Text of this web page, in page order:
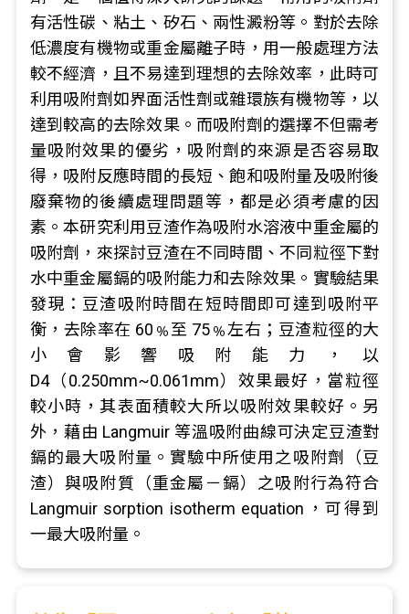
有活性碳、粘土、矽石、兩性澱粉等。對於去除
低濃度有機物或重金屬離子時，用一般處理方法
較不經濟，且不易達到理想的去除效率，此時可
利用吸附劑如界面活性劑或雜環族有機物等，以
達到較高的去除效果。而吸附劑的選擇不但需考
量吸附效果的優劣，吸附劑的來源是否容易取
得，吸附反應時間的長短、飽和吸附量及吸附後
廢棄物的後續處理問題等，都是必須考慮的因
素。本研究利用豆渣作為吸附水溶液中重金屬的
吸附劑，來探討豆渣在不同時間、不同粒徑下對
水中重金屬鎘的吸附能力和去除效果。實驗結果
發現：豆渣吸附時間在短時間即可達到吸附平
衡，去除率在 60﹪至 75﹪左右；豆渣粒徑的大
小會影響吸附能力，以
D4（0.250mm~0.061mm）效果最好，當粒徑
較小時，其表面積較大所以吸附效果較好。另
外，藉由 Langmuir 等溫吸附曲線可決定豆渣對
鎘的最大吸附量。實驗中所使用之吸附劑（豆
渣）與吸附質（重金屬－鎘）之吸附行為符合
Langmuir sorption isotherm equation，可得到
一最大吸附量。